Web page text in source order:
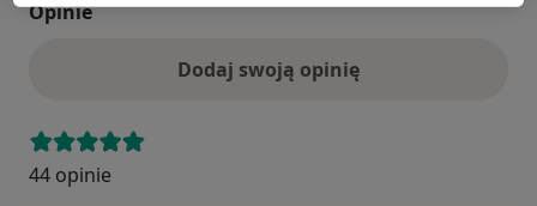
Opinie
Dodaj swoją opinię
44 opinie